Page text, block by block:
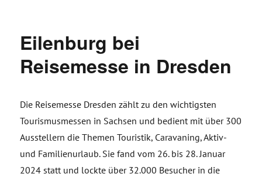
Eilenburg bei
Reisemesse in Dresden
Die Reisemesse Dresden zählt zu den wichtigsten
Tourismusmessen in Sachsen und bedient mit über 300
Ausstellern die Themen Touristik, Caravaning, Aktiv-
und Familienurlaub. Sie fand vom 26. bis 28. Januar
2024 statt und lockte über 32.000 Besucher in die